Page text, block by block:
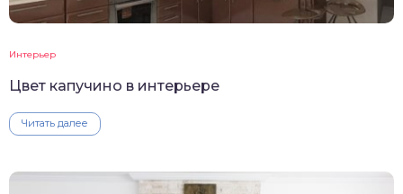
Интерьер
Цвет капучино в интерьере
Читать далее